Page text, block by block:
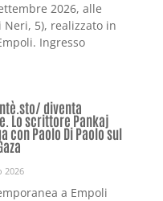
2026, alle
Neri, 5), realizzato in
Ingresso
diventa
Lo scrittore Pankaj
con Paolo Di Paolo sul
2026
a Empoli